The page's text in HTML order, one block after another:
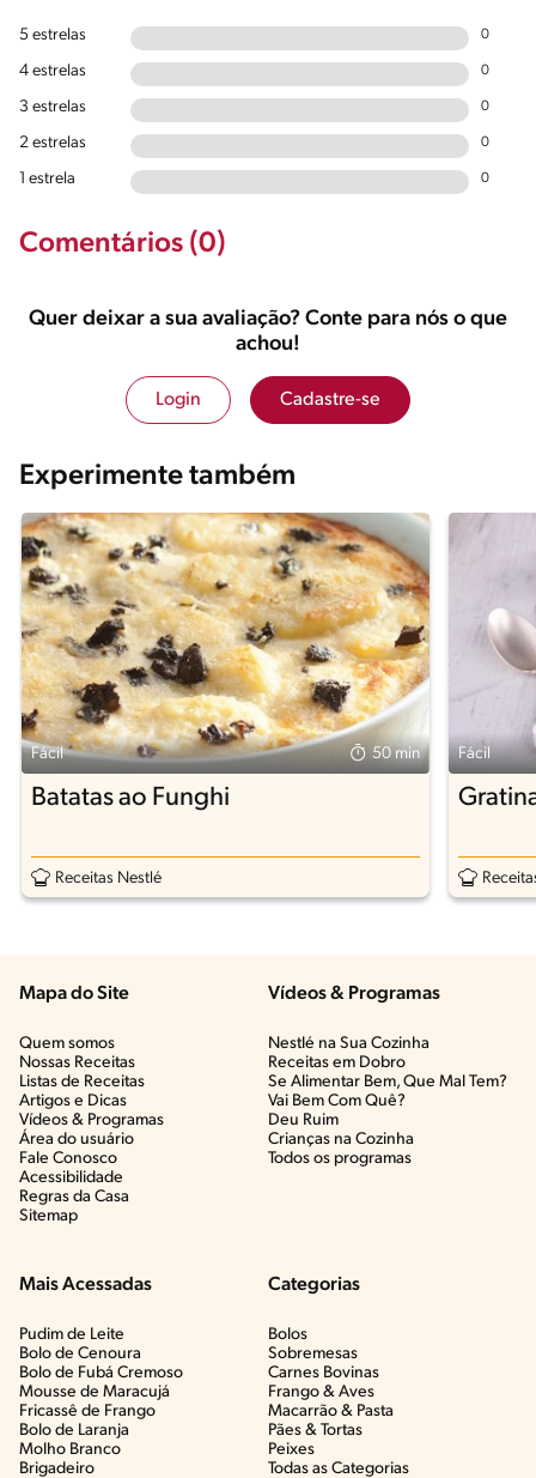
5 estrelas 0
4 estrelas 0
3 estrelas 0
2 estrelas 0
1 estrela 0
Comentários (0)
Quer deixar a sua avaliação? Conte para nós o que
achou!
Login Cadastre-se
Experimente também
Fácil 50 min
Batatas ao Funghi
Receitas Nestlé
Fácil
Mapa do Site
Quem somos
Nossas Receitas
Listas de Receitas​
Artigos e Dicas​
Vídeos & Programas​
Área do usuário
Fale Conosco
Acessibilidade
Regras da Casa
Sitemap
Vídeos & Programas​
Nestlé na Sua Cozinha
Receitas em Dobro
Se Alimentar Bem, Que Mal Tem?​
Vai Bem Com Quê?​
Deu Ruim​
Crianças na Cozinha​
Todos os programas
Mais Acessadas
Pudim de Leite
Bolo de Cenoura
Bolo de Fubá Cremoso
Mousse de Maracujá
Fricassê de Frango
Bolo de Laranja
Molho Branco
Brigadeiro
Categorias
Bolos
Sobremesas
Carnes Bovinas​
Frango & Aves​
Macarrão & Pasta​
Pães & Tortas​
Peixes
Todas as Categorias